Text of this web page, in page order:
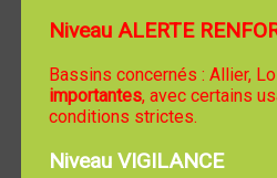
26 - 28, route des Quatre
03460 TREVOL
Niveau ALERTE
Bassins concernés : Allier,
importantes, avec certains
conditions strictes.
Niveau VIGILANCE